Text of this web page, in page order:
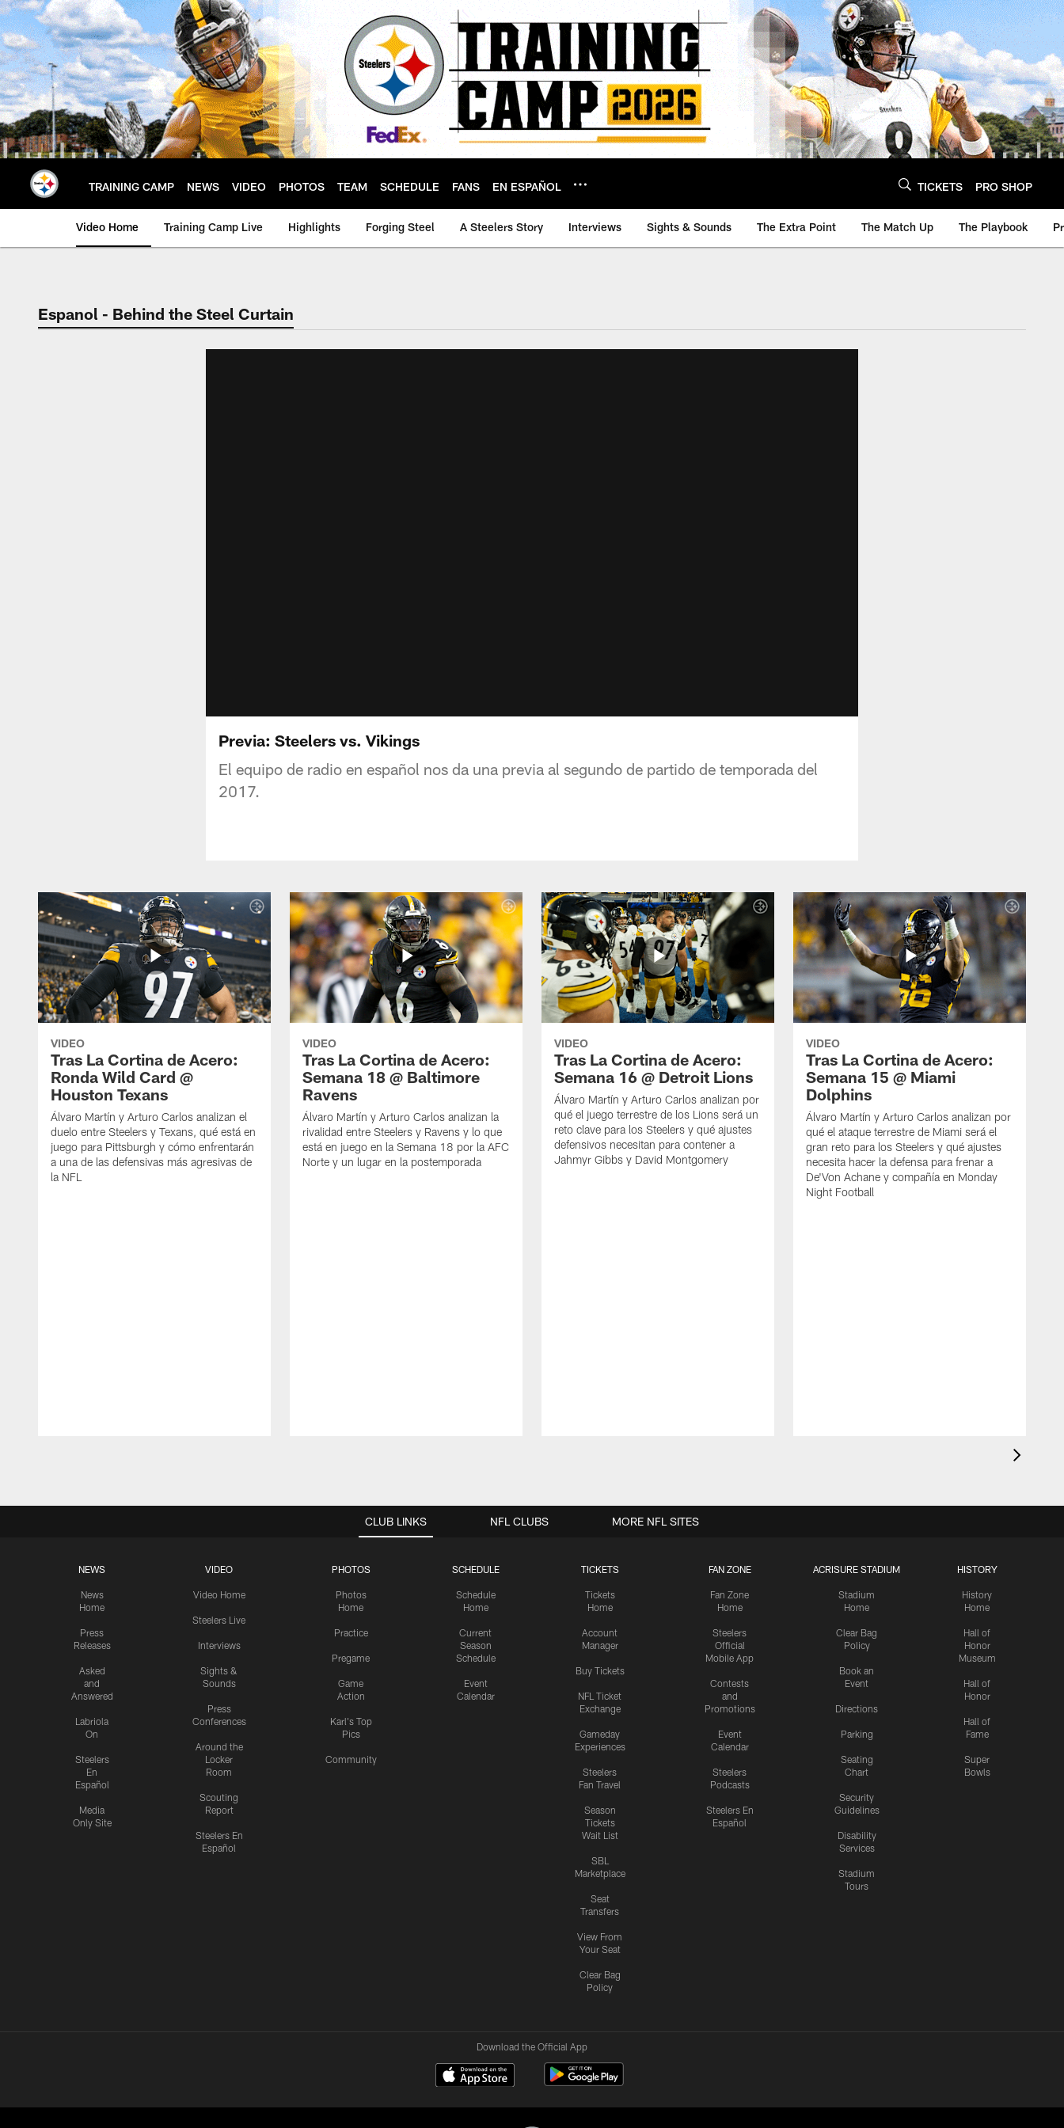
Skip
to
main
content
TRAINING CAMP NEWS VIDEO PHOTOS TEAM SCHEDULE FANS EN ESPAÑOL TICKETS PRO SHOP
Video Home Training Camp Live Highlights Forging Steel A Steelers Story Interviews Sights & Sounds The Extra Point The Match Up The Playbook
Espanol - Behind the Steel Curtain
Previa: Steelers vs. Vikings
El equipo de radio en español nos da una previa al segundo de partido de temporada del
2017.
VIDEO
Tras La Cortina de Acero:
Ronda Wild Card @
Houston Texans
Álvaro Martín y Arturo Carlos analizan el
duelo entre Steelers y Texans, qué está en
juego para Pittsburgh y cómo enfrentarán
a una de las defensivas más agresivas de
la NFL
VIDEO
Tras La Cortina de Acero:
Semana 18 @ Baltimore
Ravens
Álvaro Martín y Arturo Carlos analizan la
rivalidad entre Steelers y Ravens y lo que
está en juego en la Semana 18 por la AFC
Norte y un lugar en la postemporada
VIDEO
Tras La Cortina de Acero:
Semana 16 @ Detroit Lions
Álvaro Martín y Arturo Carlos analizan por
qué el juego terrestre de los Lions será un
reto clave para los Steelers y qué ajustes
defensivos necesitan para contener a
Jahmyr Gibbs y David Montgomery
VIDEO
Tras La Cortina de Acero:
Semana 15 @ Miami
Dolphins
Álvaro Martín y Arturo Carlos analizan por
qué el ataque terrestre de Miami será el
gran reto para los Steelers y qué ajustes
necesita hacer la defensa para frenar a
De'Von Achane y compañía en Monday
Night Football
CLUB LINKS
NEWS
News
Home
Press
Releases
Asked
and
Answered
Labriola
On
Steelers
En
Español
Media
Only Site
VIDEO
Video Home
Steelers Live
Interviews
Sights &
Sounds
Press
Conferences
Around the
Locker
Room
Scouting
Report
Steelers En
Español
PHOTOS
Photos
Home
Practice
Pregame
Game
Action
Karl's Top
Pics
Community
SCHEDULE
Schedule
Home
Current
Season
Schedule
Event
Calendar
TICKETS
Tickets
Home
Account
Manager
Buy Tickets
NFL Ticket
Exchange
Gameday
Experiences
Steelers
Fan Travel
Season
Tickets
Wait List
SBL
Marketplace
Seat
Transfers
View From
Your Seat
Clear Bag
Policy
FAN ZONE
Fan Zone
Home
Steelers
Official
Mobile App
Contests
and
Promotions
Event
Calendar
Steelers
Podcasts
Steelers En
Español
ACRISURE STADIUM
Stadium
Home
Clear Bag
Policy
Book an
Event
Directions
Parking
Seating
Chart
Security
Guidelines
Disability
Services
Stadium
Tours
HISTORY
History
Home
Hall of
Honor
Museum
Hall of
Honor
Hall of
Fame
Super
Bowls
NFL CLUBS MORE NFL SITES
Download the Official App